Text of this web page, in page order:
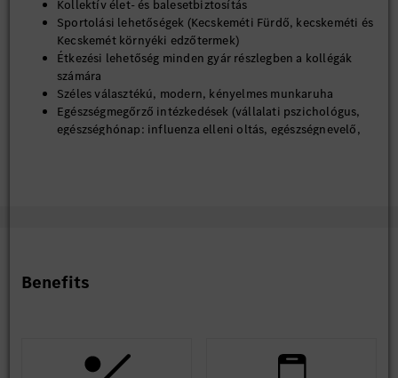
Kollektív élet- és balesetbiztosítás
Sportolási lehetőségek (Kecskeméti Fürdő, kecskeméti és
Kecskemét környéki edzőtermek)
Étkezési lehetőség minden gyár részlegben a kollégák
számára
Széles választékú, modern, kényelmes munkaruha
Egészségmegőrző intézkedések (vállalati pszichológus,
egészséghónap: influenza elleni oltás, egészségnevelő,
csomag - ezeket biztosítja számodra a kecskeméti Mercedes-
Amennyiben hirdetésünk felkeltette érdeklődésed, regisztrálj
Benefits